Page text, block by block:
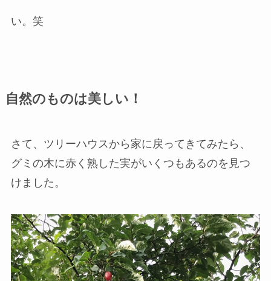
い。笑
自然のものは美しい！
さて、ツリーハウスから家に戻ってきてみたら、
グミの木に赤く熟した実がいくつもあるのを見つ
けました。